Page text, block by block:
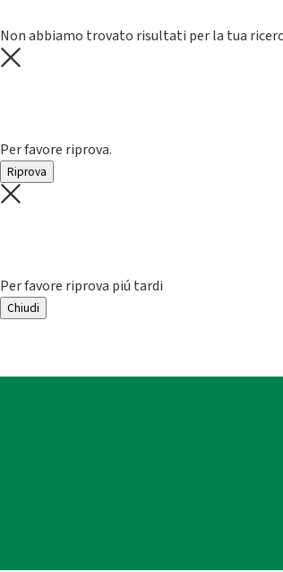
Non abbiamo trovato risultati per la tua
Per favore riprova.
Riprova
Per favore riprova piú tardi
Chiudi